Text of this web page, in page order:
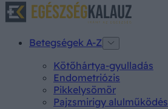
Betegségek A-Z
Kötőhártya-gyulladás
Endometriózis
Pikkelysömör
Pajzsmirigy alulműködés